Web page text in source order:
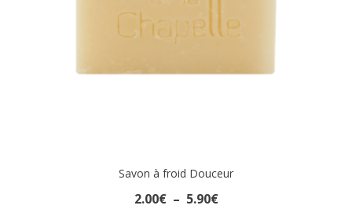
Savon à froid Douceur
2.00€ – 5.90€